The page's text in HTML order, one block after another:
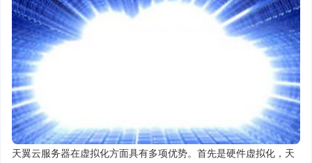
天翼云服务器在虚拟化方面具有多项优势。首先是硬件虚拟化，天